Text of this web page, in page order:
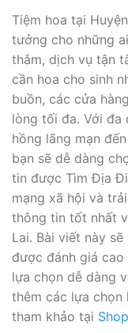
Tiệm hoa tại
tưởng cho những
thắm, dịch vụ tận
cần hoa cho sinh
buồn, các cửa
lòng tối đa. Với đa
hồng lãng mạn
bạn sẽ dễ dàng
tin được Tìm Địa
mạng xã hội và
thông tin tốt nhất
Lai. Bài viết này
được đánh giá
lựa chọn dễ dàng
thêm các lựa
tham khảo tại